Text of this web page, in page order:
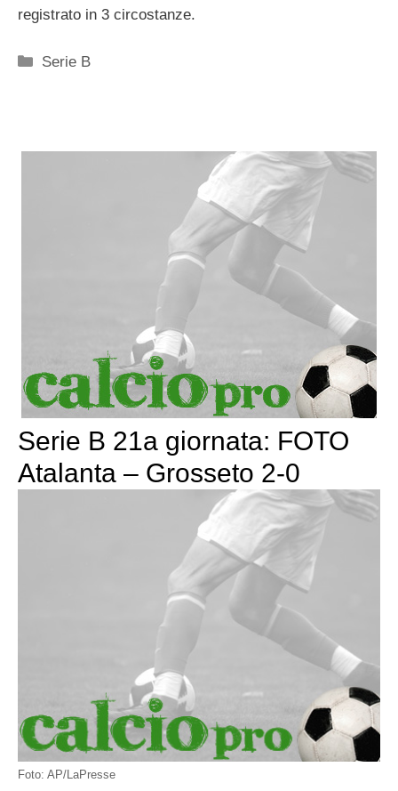
registrato in 3 circostanze.
Categorie
Serie B
Serie B 21a giornata: FOTO
Atalanta – Grosseto 2-0
Foto: AP/LaPresse